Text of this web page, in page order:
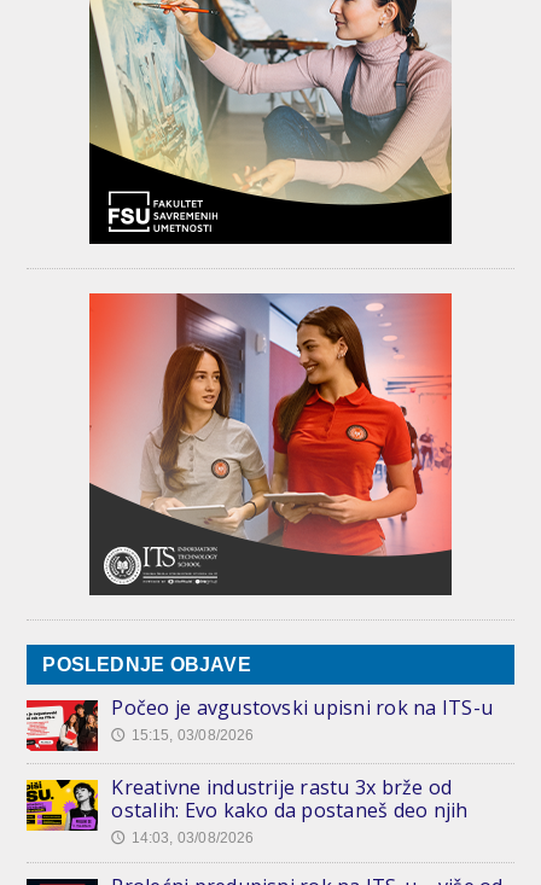
POSLEDNJE OBJAVE
Počeo je avgustovski upisni rok na ITS-u
🕔 15:15, 03/08/2026
Kreativne industrije rastu 3x brže od
ostalih: Evo kako da postaneš deo njih
🕔 14:03, 03/08/2026